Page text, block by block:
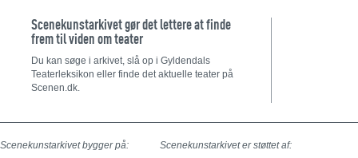
Scenekunstarkivet gør det lettere at finde
frem til viden om teater
Du kan søge i arkivet, slå op i Gyldendals
Teaterleksikon eller finde det aktuelle teater på
Scenen.dk.
Scenekunstarkivet bygger på: Scenekunstarkivet er støttet af: